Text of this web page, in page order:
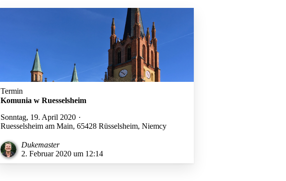
Termin
Komunia w Ruesselsheim
Sonntag, 19. April 2020
Ruesselsheim am Main, 65428 Rüsselsheim, Niemcy
Dukemaster
2. Februar 2020 um 12:14